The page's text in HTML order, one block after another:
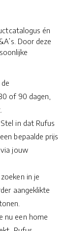
én
Door deze
of 90 dagen,
in dat Rufus
bepaalde prijs
jouw
in je
aangeklikte
nu een home